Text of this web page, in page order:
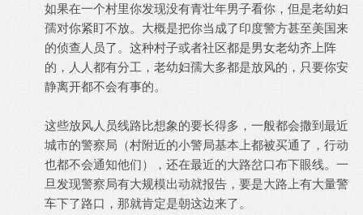
如果在一个村里你发现没有青壮年男子看你，但是老幼妇
孺对你紧盯不放。大概是把你当成了印度警方甚至美国来
的侦查人员了。这种村子或者社区都是男女老幼齐上阵
的，人人都有分工，老幼妇孺大多都是放风的，只要你安
静离开都不会有事的。
这些放风人员线路比想象的要长得多，一般都会撒到最近
城市的警察局（村附近的小警局基本上都被买通了，行动
也都不会通知他们），还在最近的大路岔口布下眼线。一
旦发现警察局有大规模出动就报告，要是大路上有大量警
车下了路口，那就肯定是朝这边来了。